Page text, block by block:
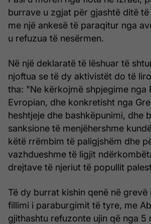
burrave u zgjat për gjashtë ditë
me një ankesë të paraqitur nga
u refuzua të nesërmen.
Në një deklaratë të lëshuar të
njoftua se të dy aktivistët do të
tha: "Ne kërkojmë shpjegime nga
Evropian, dhe konkretisht nga
heshtjeje dhe bashkëpunimi, dhe
sanksione të menjëhershme
këtë rrëmbim të paligjshëm dhe
vazhdueshme të ligjit
drejtave të njeriut të popullit
Të dy burrat kishin qenë në grevë
fillimi i paraburgimit të tyre, me
gjithashtu refuzonte ujin që nga 5